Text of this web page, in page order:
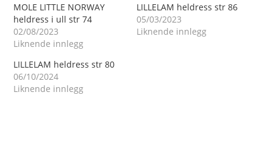
MOLE LITTLE NORWAY
heldress i ull str 74
02/08/2023
Liknende innlegg
LILLELAM heldress str 86
05/03/2023
Liknende innlegg
LILLELAM heldress str 80
06/10/2024
Liknende innlegg